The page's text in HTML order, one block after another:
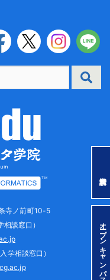
オープンキャンパス
TM
寺ノ前町10-5
相談窓口）
学相談窓口）